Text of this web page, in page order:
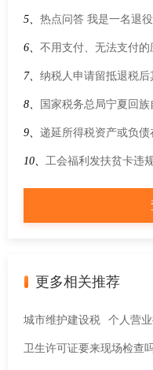
的非运输专用作业车辆目
5、 热点问答 我是一名退
问都可以享受退役士兵就
6、 不用支付、无法支付的
7、 纳税人申请留抵退税
算允许退还的留抵税额？
8、 国家税务总局宁夏回
会保障部 财政部 金融监管
养老金制度的通知
9、 递延所得税资产或负
10、 工会福利发扶贫卡违
更多相关推荐
城市维护建设税 个人营
卫生许可证要来现场检查